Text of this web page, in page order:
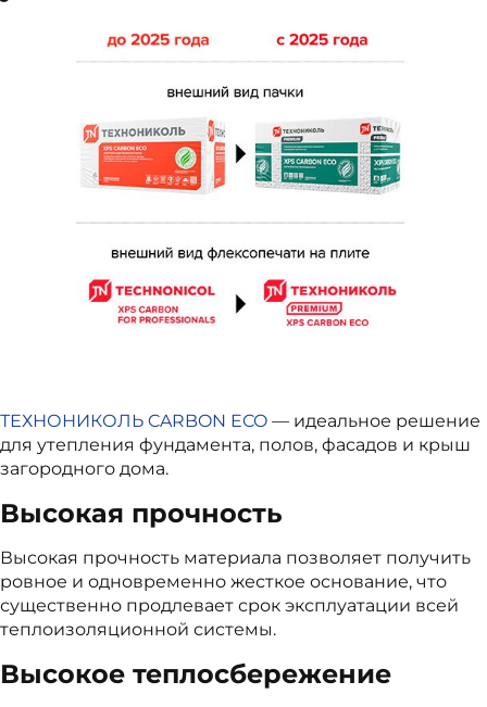
ТЕХНОНИКОЛЬ CARBON ECO — идеальное решение
для утепления фундамента, полов, фасадов и крыш
загородного дома.
Высокая прочность
Высокая прочность материала позволяет получить
ровное и одновременно жесткое основание, что
существенно продлевает срок эксплуатации всей
теплоизоляционной системы.
Высокое теплосбережение